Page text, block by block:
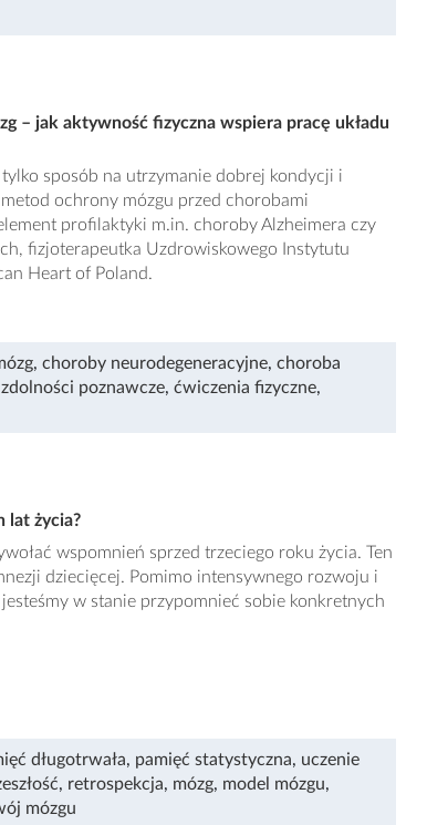
– jak aktywność fizyczna wspiera pracę układu
sposób na utrzymanie dobrej kondycji i
ochrony mózgu przed chorobami
profilaktyki m.in. choroby Alzheimera czy
fizjoterapeutka Uzdrowiskowego Instytutu
Heart of Poland.
, choroby neurodegeneracyjne, choroba
zdolności poznawcze, ćwiczenia fizyczne,
lat życia?
wspomnień sprzed trzeciego roku życia. Ten
dziecięcej. Pomimo intensywnego rozwoju i
w stanie przypomnieć sobie konkretnych
długotrwała, pamięć statystyczna, uczenie
, retrospekcja, mózg, model mózgu,
mózgu